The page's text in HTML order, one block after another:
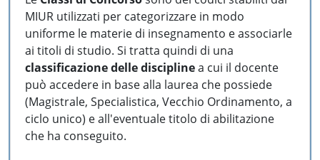
MIUR utilizzati per categorizzare in modo
uniforme le materie di insegnamento e associarle
ai titoli di studio. Si tratta quindi di una
classificazione delle disciplinea cui il docente
può accedere in base alla laurea che possiede
(Magistrale, Specialistica, Vecchio Ordinamento, a
ciclo unico) e all'eventuale titolo di abilitazione
che ha conseguito.